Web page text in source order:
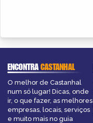
ENCONTRACASTANHAL
O melhor de Castanhal
num só lugar! Dicas, onde
ir, o que fazer, as melhores
empresas, locais, serviços
e muito mais no guia